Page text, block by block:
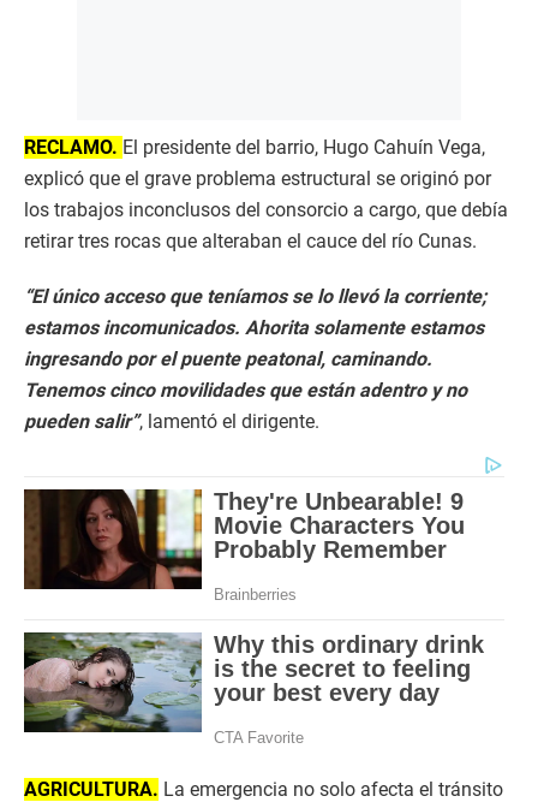
RECLAMO. El presidente del barrio, Hugo Cahuín Vega,
explicó que el grave problema estructural se originó por
los trabajos inconclusos del consorcio a cargo, que debía
retirar tres rocas que alteraban el cauce del río Cunas.
“El único acceso que teníamos se lo llevó la corriente;
estamos incomunicados. Ahorita solamente estamos
ingresando por el puente peatonal, caminando.
Tenemos cinco movilidades que están adentro y no
pueden salir”, lamentó el dirigente.
AGRICULTURA. La emergencia no solo afecta el tránsito